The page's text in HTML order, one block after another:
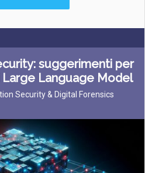
suggerimenti per
Language Model
Security & Digital Forensics